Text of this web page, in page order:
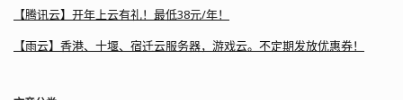
【腾讯云】开年上云有礼！最低38元/年！
【雨云】香港、十堰、宿迁云服务器，游戏云。不定期发放优惠券！